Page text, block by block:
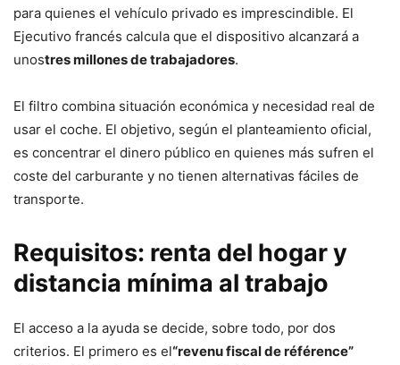
para quienes el vehículo privado es imprescindible. El
Ejecutivo francés calcula que el dispositivo alcanzará a
unostres millones de trabajadores.
El filtro combina situación económica y necesidad real de
usar el coche. El objetivo, según el planteamiento oficial,
es concentrar el dinero público en quienes más sufren el
coste del carburante y no tienen alternativas fáciles de
transporte.
Requisitos: renta del hogar y
distancia mínima al trabajo
El acceso a la ayuda se decide, sobre todo, por dos
criterios. El primero es el“revenu fiscal de référence”